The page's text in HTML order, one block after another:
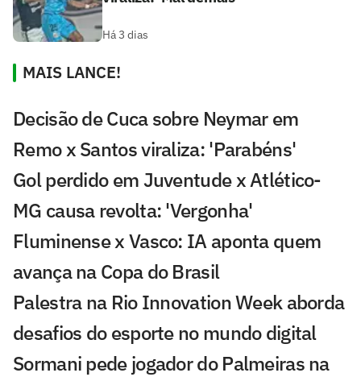
Há 3 dias
MAIS LANCE!
Decisão de Cuca sobre Neymar em
Remo x Santos viraliza: 'Parabéns'
Gol perdido em Juventude x Atlético-
MG causa revolta: 'Vergonha'
Fluminense x Vasco: IA aponta quem
avança na Copa do Brasil
Palestra na Rio Innovation Week aborda
desafios do esporte no mundo digital
Sormani pede jogador do Palmeiras na